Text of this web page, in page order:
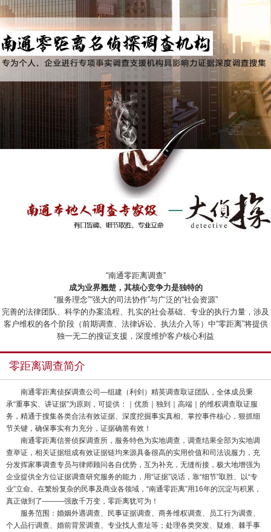
“南通零距离调查”
成为业界翘楚，其核心竞争力是独特的
“服务理念”“强大的司法协作”与广泛的“社会资源”
完善的法律团队、科学的办案流程、扎实的社会基础、专业的执行力量，涉及
客户维权的各个阶段（前期调查、法律诉讼、执法介入等）中“零距离”将提供
独一无二的搜证支援，深度维护客户核心利益
零距离调查简介
南通零距离侦探调查公司—组建（利剑）精英调查取证团队，全体成员秉
承“重事实、讲证据”为原则，可提供：｜优质｜独到｜高端｜的维权调查取证服
务，精通于搜集各类合法有效证据、深度挖掘事实真相、掌控事件核心，狠抓细
节关键，确保事实有力充分，证据确凿有效！
南通零距离信誉侦探调查所，服务特色为实地调查，调查结果全部为实地调
查举证，相关证据组成有效证据链均来源具备很高的实用价值和司法说服力，充
分发挥家事调查专员与律师顾问各自优势，互为补充，无缝衔接，极大地增强为
企业提供全方位证据调查研究服务的能力，用“证据”说话，靠“细节”取胜、以“专
业”立命。在繁纷复杂的民事及商业各领域，“南通零距离”用16年的沉淀与积累，
真正做到了———强敌千万变，零距离犹可为！
服务范围：婚姻外遇调查、民事证据调查、商务维权调查、员工行为调查、
个人品行调查、婚前背景调查、专业找人查址等；处理各类突发、疑难、棘手事